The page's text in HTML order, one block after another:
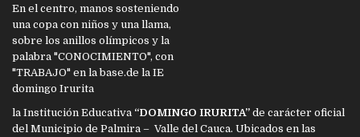
la Institución Educativa “DOMINGO IRURITA” de carácter oficial
del Municipio de Palmira – Valle del Cauca. Ubicados en las